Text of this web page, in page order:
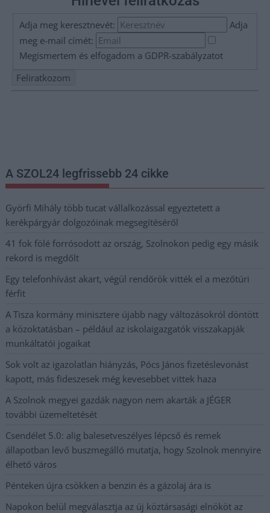
Adja meg keresztnevét:
Adja
meg e-mail címét:
Megismertem és elfogadom a GDPR-szabályzatot
A SZOL24 legfrissebb 24 cikke
Györfi Mihály több tucat vállalkozással egyeztetett a
kerékpárgyár dolgozóinak megsegítéséről
41 fok fölé forrósodott az ország, Szolnokon pedig egy másik
rekord is megdőlt
Egy telefonhívást akart, végül rendőrök vitték el a mezőtúri
férfit
A Tisza kormány minisztere újabb nagy változásokról döntött
a közoktatásban – például az iskolaigazgatók visszakapják
munkáltatói jogaikat
Sok volt az igazolatlan hiányzás, Pócs János fizetéslevonást
kapott, más fideszesek még kevesebbet vittek haza
A Szolnok megyei gazdák nagyon nem akarták a JÉGER
további üzemeltetését
Csendélet 5.0: alig balesetveszélyes lépcső és remek
állapotban levő buszmegálló mutatja, hogy Szolnok mennyire
élhető város
Pénteken újra csökken a benzin és a gázolaj ára is
Napokon belül megválasztja az új köztársasági elnököt az